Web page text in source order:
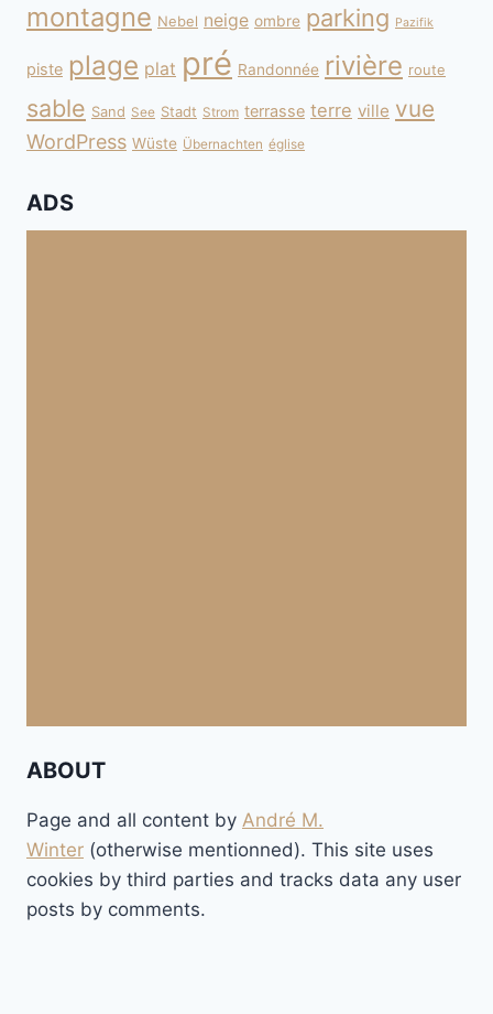
montagne Nebel neige ombre parking Pazifik
piste plage plat pré Randonnée rivière route
sable Sand See Stadt Strom terrasse terre ville vue
WordPress Wüste Übernachten église
ADS
ABOUT
Page and all content by André M.
Winter (otherwise mentionned). This site uses
cookies by third parties and tracks data any user
posts by comments.